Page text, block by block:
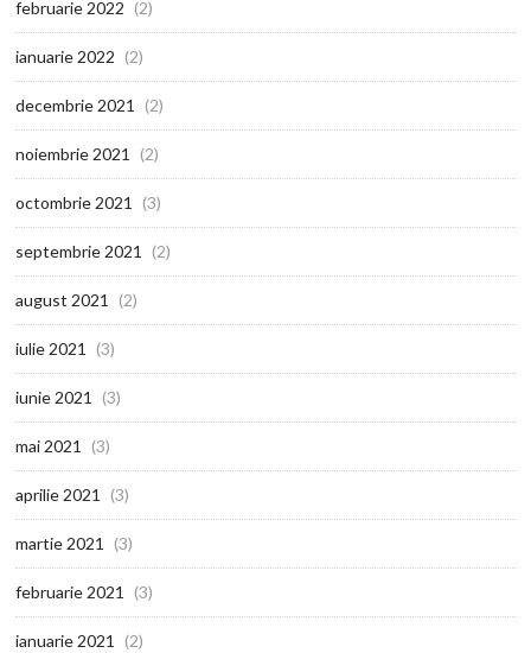
februarie 2022 (2)
ianuarie 2022 (2)
decembrie 2021 (2)
noiembrie 2021 (2)
octombrie 2021 (3)
septembrie 2021 (2)
august 2021 (2)
iulie 2021 (3)
iunie 2021 (3)
mai 2021 (3)
aprilie 2021 (3)
martie 2021 (3)
februarie 2021 (3)
ianuarie 2021 (2)